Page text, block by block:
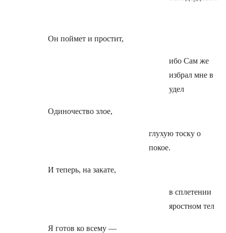
Он поймет и простит,
ибо Сам же
избрал мне в
удел
Одиночество злое,
глухую тоску о
покое.
И теперь, на закате,
в сплетении
яростном тел
Я готов ко всему —